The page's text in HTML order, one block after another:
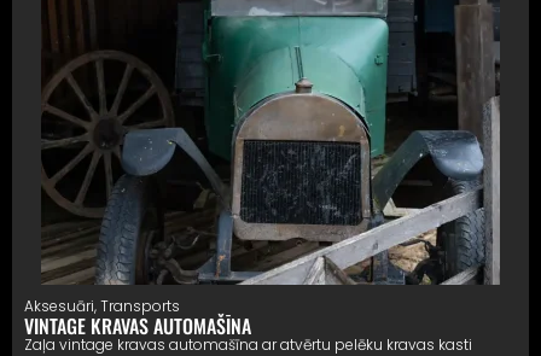
Aksesuāri,Transports
VINTAGE KRAVAS AUTOMAŠĪNA
Zaļa vintage kravas automašīna ar atvērtu pelēku kravas kasti